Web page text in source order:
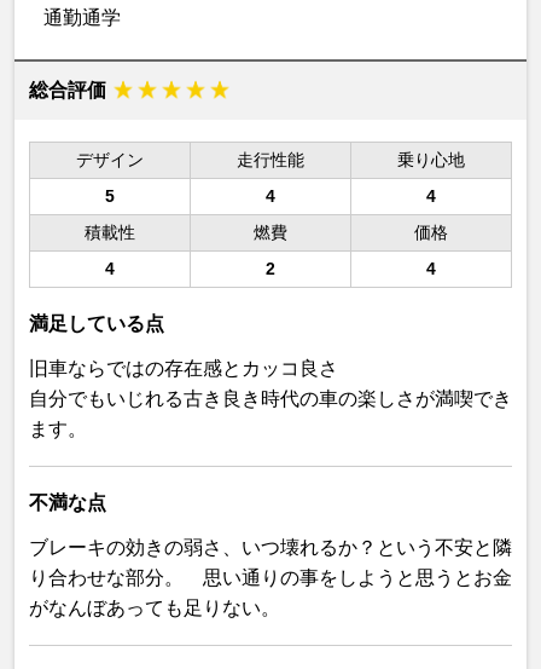
通勤通学
総合評価
デザイン 走行性能
乗り心地
5
4
4
積載性
燃費
価格
4
2 4
満足している点
旧車ならではの存在感とカッコ良さ
自分でもいじれる古き良き時代の車の楽しさが満喫でき
ます。
不満な点
ブレーキの効きの弱さ、いつ壊れるか？という不安と隣
り合わせな部分。 思い通りの事をしようと思うとお金
がなんぼあっても足りない。